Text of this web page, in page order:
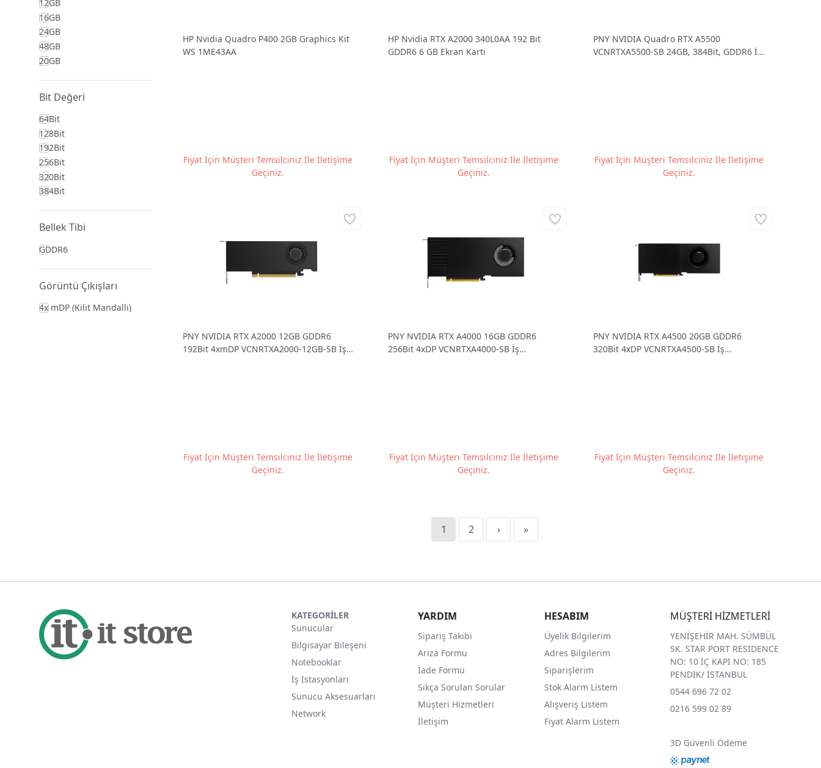
12GB
16GB
24GB
48GB
20GB
Bit Değeri
64Bit
128Bit
192Bit
256Bit
320Bit
384Bit
Bellek Tibi
GDDR6
Görüntü Çıkışları
4x mDP (Kilit Mandallı)
HP Nvidia Quadro P400 2GB Graphics Kit
WS 1ME43AA
Fiyat İçin Müşteri Temsilciniz İle İletişime
Geçiniz.
HP Nvidia RTX A2000 340L0AA 192 Bit
GDDR6 6 GB Ekran Kartı
Fiyat İçin Müşteri Temsilciniz İle İletişime
Geçiniz.
PNY NVIDIA Quadro RTX A5500
VCNRTXA5500-SB 24GB, 384Bit, GDDR6 İş
Fiyat İçin Müşteri Temsilciniz İle İletişime
Geçiniz.
PNY NVIDIA RTX A2000 12GB GDDR6
192Bit 4xmDP VCNRTXA2000-12GB-SB İş
Fiyat İçin Müşteri Temsilciniz İle İletişime
Geçiniz.
PNY NVIDIA RTX A4000 16GB GDDR6
256Bit 4xDP VCNRTXA4000-SB İş
Fiyat İçin Müşteri Temsilciniz İle İletişime
Geçiniz.
PNY NVIDIA RTX A4500 20GB GDDR6
320Bit 4xDP VCNRTXA4500-SB İş
Fiyat İçin Müşteri Temsilciniz İle İletişime
Geçiniz.
1 2 › »
KATEGORİLER
Sunucular
Bilgisayar Bileşeni
Notebooklar
İş İstasyonları
Sunucu Aksesuarları
Network
YARDIM
Sipariş Takibi
Arıza Formu
İade Formu
Sıkça Sorulan Sorular
Müşteri Hizmetleri
İletişim
HESABIM
Üyelik Bilgilerim
Adres Bilgilerim
Siparişlerim
Stok Alarm Listem
Alışveriş Listem
Fiyat Alarm Listem
MÜŞTERİ HİZMETLERİ
YENİŞEHİR MAH. SÜMBÜL
SK. STAR PORT RESIDENCE
NO: 10 İÇ KAPI NO: 185
PENDİK/ İSTANBUL
0544 696 72 02
0216 599 02 89
3D Güvenli Ödeme